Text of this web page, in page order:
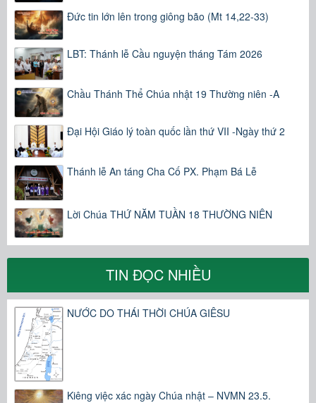
Đức tin lớn lên trong giông bão (Mt 14,22-33)
LBT: Thánh lễ Cầu nguyện tháng Tám 2026
Chầu Thánh Thể Chúa nhật 19 Thường niên -A
Đại Hội Giáo lý toàn quốc lần thứ VII -Ngày thứ 2
Thánh lễ An táng Cha Cố PX. Phạm Bá Lễ
Lời Chúa THỨ NĂM TUẦN 18 THƯỜNG NIÊN
TIN ĐỌC NHIỀU
NƯỚC DO THÁI THỜI CHÚA GIÊSU
Kiêng việc xác ngày Chúa nhật – NVMN 23.5.